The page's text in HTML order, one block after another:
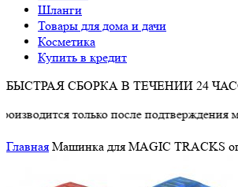
Шланги
Товары для дома и дачи
Косметика
Купить в кредит
БЫСТРАЯ СБОРКА В ТЕЧЕНИИ 24
только после подтверждения
Главная Машинка для MAGIC TRACKS